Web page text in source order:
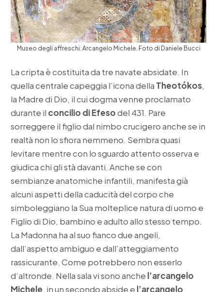
Museo degli affreschi. Arcangelo Michele. Foto di Daniele Bucci
La cripta è costituita da tre navate absidate. In
quella centrale capeggia l’icona della Theotókos,
la Madre di Dio, il cui dogma venne proclamato
durante il concilio di Efesodel 431. Pare
sorreggere il figlio dal nimbo crucigero anche se in
realtà non lo sfiora nemmeno. Sembra quasi
levitare mentre con lo sguardo attento osserva e
giudica chi gli stà davanti. Anche se con
sembianze anatomiche infantili, manifesta già
alcuni aspetti della caducità del corpo che
simboleggiano la Sua molteplice natura di uomo e
Figlio di Dio, bambino e adulto allo stesso tempo.
La Madonna ha al suo fianco due angeli,
dall’aspetto ambiguo e dall’atteggiamento
rassicurante. Come potrebbero non esserlo
d’altronde. Nella sala vi sono anche l’arcangelo
Michele, in un secondo abside e l’arcangelo